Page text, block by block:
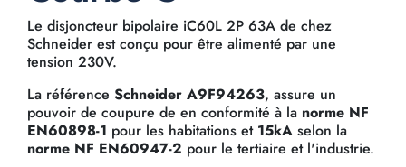
Le disjoncteur bipolaire iC60L 2P 63A de chez
Schneider est conçu pour être alimenté par une
tension 230V.
La référence Schneider A9F94263, assure un
pouvoir de coupure de en conformité à la norme NF
EN60898-1 pour les habitations et 15kA selon la
norme NF EN60947-2 pour le tertiaire et l'industrie.